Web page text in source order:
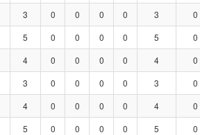
3 0 0 0 0 3 0
5 0 0 0 0 5 0
4 0 0 0 0 4 0
3 0 0 0 0 3 0
4 0 0 0 0 4 0
5 0 0 0 0 5 0